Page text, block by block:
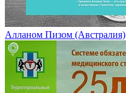
Алланом Пизом (Австралия)